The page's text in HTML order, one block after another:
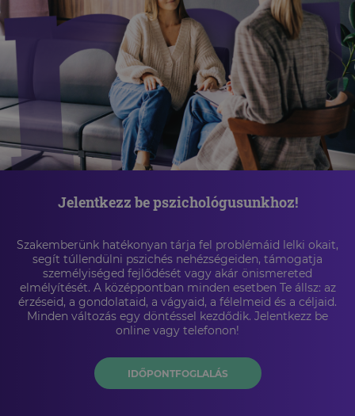
Jelentkezz be pszichológusunkhoz!
Szakemberünk hatékonyan tárja fel problémáid lelki okait,
segít túllendülni pszichés nehézségeiden, támogatja
személyiséged fejlődését vagy akár önismereted
elmélyítését. A középpontban minden esetben Te állsz: az
érzéseid, a gondolataid, a vágyaid, a félelmeid és a céljaid.
Minden változás egy döntéssel kezdődik. Jelentkezz be
online vagy telefonon!
IDŐPONTFOGLALÁS